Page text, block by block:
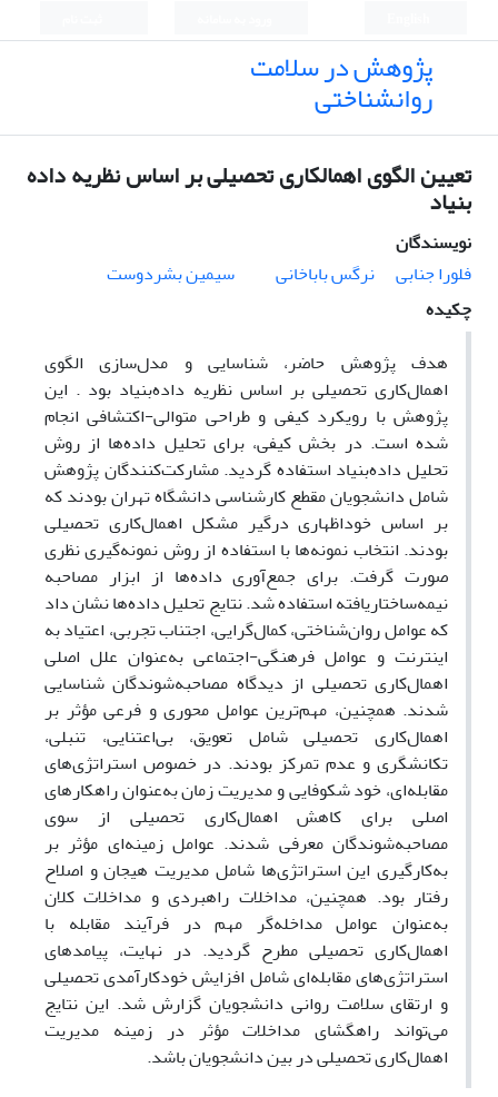
پژوهش در سلامت
روانشناختی
تعیین الگوی اهمالکاری تحصیلی بر اساس نظریه داده
بنیاد
نویسندگان
فلورا جنابی
نرگس باباخانی
سیمین بشردوست
چکیده
هدف پژوهش حاضر، شناسایی و مدل‌سازی الگوی
اهمال‌کاری تحصیلی بر اساس نظریه داده‌بنیاد بود . این
پژوهش با رویکرد کیفی و طراحی متوالی-اکتشافی انجام
شده است. در بخش کیفی، برای تحلیل داده‌ها از روش
تحلیل داده‌بنیاد استفاده گردید. مشارکت‌کنندگان پژوهش
شامل دانشجویان مقطع کارشناسی دانشگاه تهران بودند که
بر اساس خوداظهاری درگیر مشکل اهمال‌کاری تحصیلی
بودند. انتخاب نمونه‌ها با استفاده از روش نمونه‌گیری نظری
صورت گرفت. برای جمع‌آوری داده‌ها از ابزار مصاحبه
نیمه‌ساختاریافته استفاده شد.نتایج تحلیل داده‌ها نشان داد
که عوامل روان‌شناختی، کمال‌گرایی، اجتناب تجربی، اعتیاد به
اینترنت و عوامل فرهنگی-اجتماعی به‌عنوان علل اصلی
اهمال‌کاری تحصیلی از دیدگاه مصاحبه‌شوندگان شناسایی
شدند. همچنین، مهم‌ترین عوامل محوری و فرعی مؤثر بر
اهمال‌کاری تحصیلی شامل تعویق، بی‌اعتنایی، تنبلی،
تکانشگری و عدم تمرکز بودند. در خصوص استراتژی‌های
مقابله‌ای، خود شکوفایی و مدیریت زمان به‌عنوان راهکارهای
اصلی برای کاهش اهمال‌کاری تحصیلی از سوی
مصاحبه‌شوندگان معرفی شدند. عوامل زمینه‌ای مؤثر بر
به‌کارگیری این استراتژی‌ها شامل مدیریت هیجان و اصلاح
رفتار بود. همچنین، مداخلات راهبردی و مداخلات کلان
به‌عنوان عوامل مداخله‌گر مهم در فرآیند مقابله با
اهمال‌کاری تحصیلی مطرح گردید. در نهایت، پیامدهای
استراتژی‌های مقابله‌ای شامل افزایش خودکارآمدی تحصیلی
و ارتقای سلامت روانی دانشجویان گزارش شد. این نتایج
می‌تواند راهگشای مداخلات مؤثر در زمینه مدیریت
اهمال‌کاری تحصیلی در بین دانشجویان باشد.